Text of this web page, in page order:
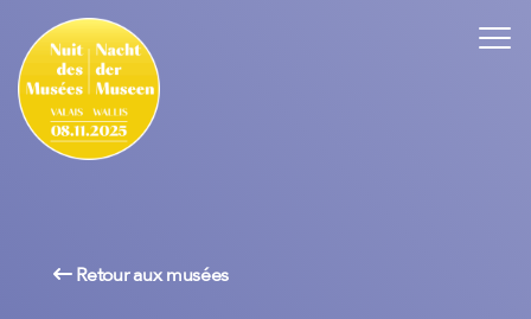
Retour aux musées